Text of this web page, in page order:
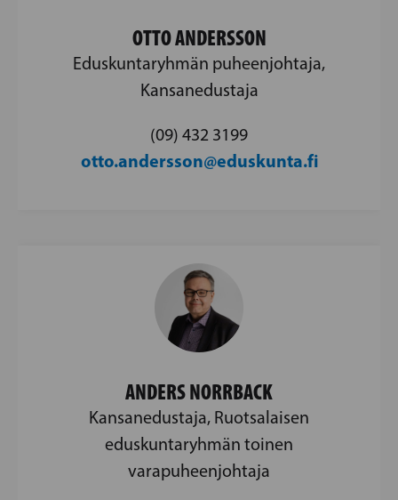
OTTO ANDERSSON
Eduskuntaryhmän puheenjohtaja,
Kansanedustaja
(09) 432 3199
otto.andersson@eduskunta.fi
ANDERS NORRBACK
Kansanedustaja, Ruotsalaisen
eduskuntaryhmän toinen
varapuheenjohtaja